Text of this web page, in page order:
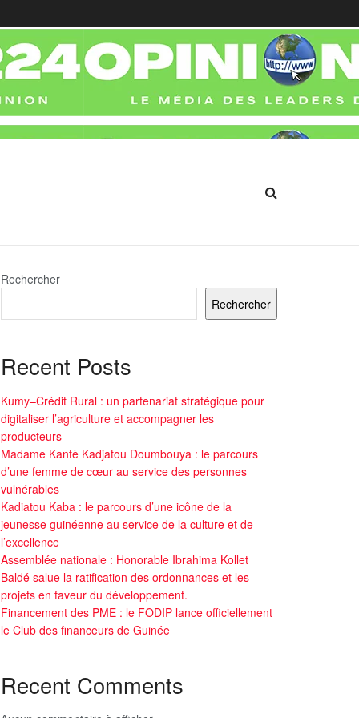
Rechercher
Rechercher
Recent Posts
Kumy–Crédit Rural : un partenariat stratégique pour
digitaliser l’agriculture et accompagner les
producteurs
Madame Kantè Kadjatou Doumbouya : le parcours
d’une femme de cœur au service des personnes
vulnérables
Kadiatou Kaba : le parcours d’une icône de la
jeunesse guinéenne au service de la culture et de
l’excellence
Assemblée nationale : Honorable Ibrahima Kollet
Baldé salue la ratification des ordonnances et les
projets en faveur du développement.
Financement des PME : le FODIP lance officiellement
le Club des financeurs de Guinée
Recent Comments